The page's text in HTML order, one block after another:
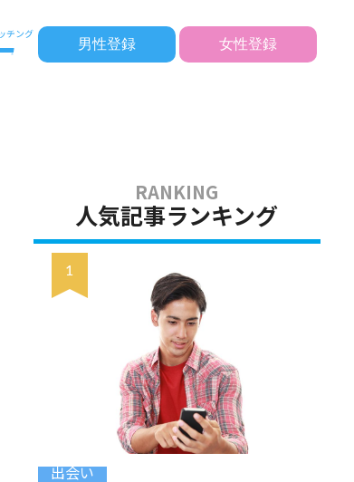
男性登録 女性登録
人気記事ランキング
出会い